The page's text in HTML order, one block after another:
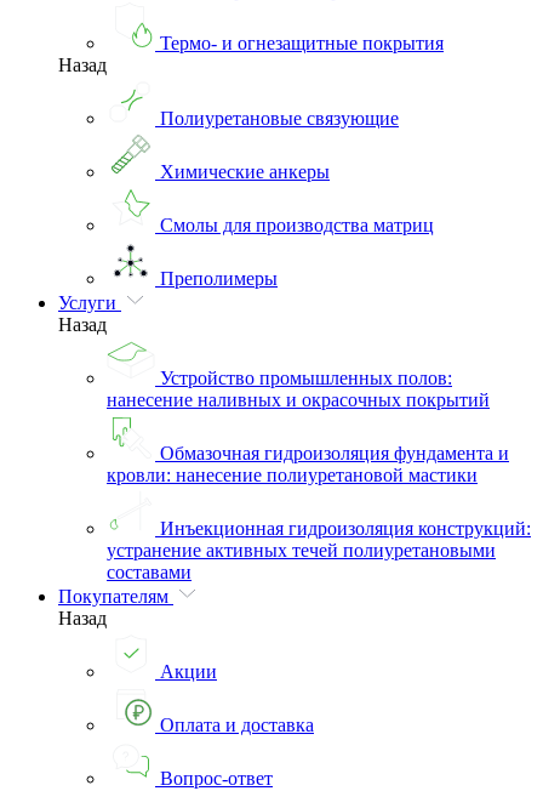
Термо- и огнезащитные покрытия
Назад
Полиуретановые связующие
Химические анкеры
Смолы для производства матриц
Преполимеры
Услуги
Назад
Устройство промышленных полов:
нанесение наливных и окрасочных покрытий
Обмазочная гидроизоляция фундамента и
кровли: нанесение полиуретановой мастики
Инъекционная гидроизоляция конструкций:
устранение активных течей полиуретановыми
составами
Покупателям
Назад
Акции
Оплата и доставка
Вопрос-ответ